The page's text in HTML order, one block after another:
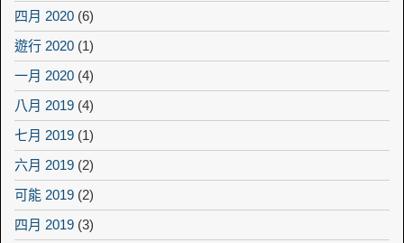
四月 2020 (6)
遊行 2020 (1)
一月 2020 (4)
八月 2019 (4)
七月 2019 (1)
六月 2019 (2)
可能 2019 (2)
四月 2019 (3)